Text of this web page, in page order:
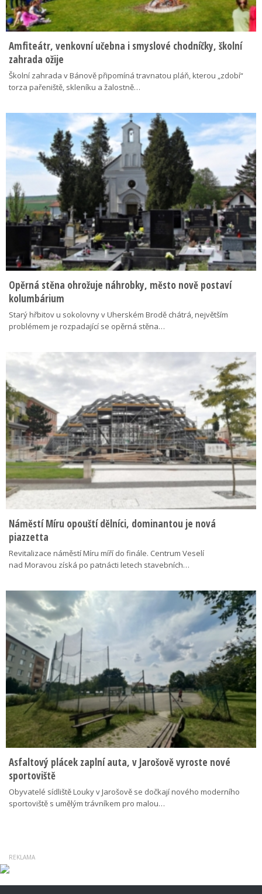
Amfiteátr, venkovní učebna i smyslové chodníčky, školní
zahrada ožije
Školní zahrada v Bánově připomíná travnatou pláň, kterou „zdobí“
torza pařeniště, skleníku a žalostně…
Opěrná stěna ohrožuje náhrobky, město nově postaví
kolumbárium
Starý hřbitov u sokolovny v Uherském Brodě chátrá, největším
problémem je rozpadající se opěrná stěna…
Náměstí Míru opouští dělníci, dominantou je nová
piazzetta
Revitalizace náměstí Míru míří do finále. Centrum Veselí
nad Moravou získá po patnácti letech stavebních…
Asfaltový plácek zaplní auta, v Jarošově vyroste nové
sportoviště
Obyvatelé sídliště Louky v Jarošově se dočkají nového moderního
sportoviště s umělým trávníkem pro malou…